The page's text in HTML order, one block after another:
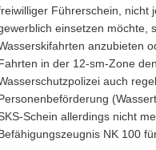
Führerschein, nicht
einsetzen möchte,
anzubieten
in der 12-sm-Zone
auch
Schein allerdings nicht
NK 100